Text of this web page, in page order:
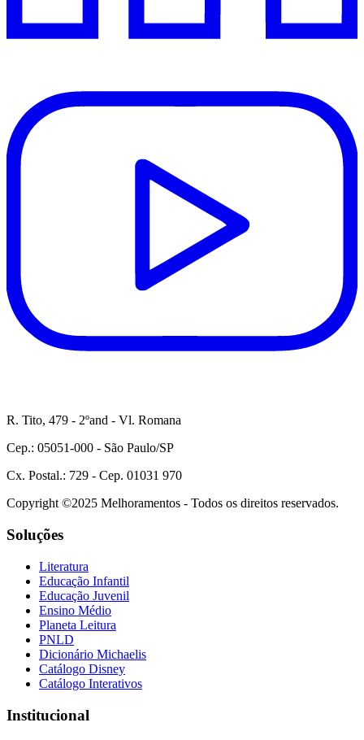
R. Tito, 479 - 2ºand - Vl. Romana
Cep.: 05051-000 - São Paulo/SP
Cx. Postal.: 729 - Cep. 01031 970
Copyright ©2025 Melhoramentos - Todos os direitos reservados.
Soluções
Literatura
Educação Infantil
Educação Juvenil
Ensino Médio
Planeta Leitura
PNLD
Dicionário Michaelis
Catálogo Disney
Catálogo Interativos
Institucional